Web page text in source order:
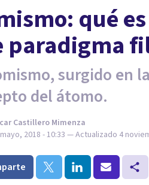
qué
paradigma
surgido en
del átomo.
Castillero Mimenza
2018 - 10:33 — Actualizado 4